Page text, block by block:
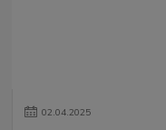
02.04.2025